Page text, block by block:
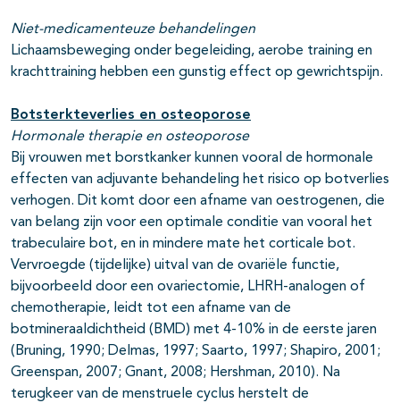
Niet-medicamenteuze behandelingen
Lichaamsbeweging onder begeleiding, aerobe training en
krachttraining hebben een gunstig effect op gewrichtspijn.
Botsterkteverlies en osteoporose
Hormonale therapie en osteoporose
Bij vrouwen met borstkanker kunnen vooral de hormonale
effecten van adjuvante behandeling het risico op botverlies
verhogen. Dit komt door een afname van oestrogenen, die
van belang zijn voor een optimale conditie van vooral het
trabeculaire bot, en in mindere mate het corticale bot.
Vervroegde (tijdelijke) uitval van de ovariële functie,
bijvoorbeeld door een ovariectomie, LHRH-analogen of
chemotherapie, leidt tot een afname van de
botmineraaldichtheid (BMD) met 4-10% in de eerste jaren
(Bruning, 1990; Delmas, 1997; Saarto, 1997; Shapiro, 2001;
Greenspan, 2007; Gnant, 2008; Hershman, 2010). Na
terugkeer van de menstruele cyclus herstelt de